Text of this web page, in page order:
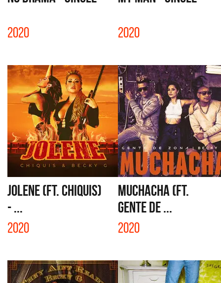
2020 2020
JOLENE (FT. CHIQUIS)
- ...
2020
MUCHACHA (FT.
GENTE DE ...
2020